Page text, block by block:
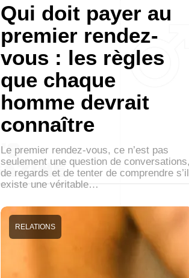
Qui doit payer au
premier rendez-
vous : les règles
que chaque
homme devrait
connaître
Le premier rendez-vous, ce n’est pas
seulement une question de
de regards et de tenter de comprendre s’il
existe une véritable…
RELATIONS